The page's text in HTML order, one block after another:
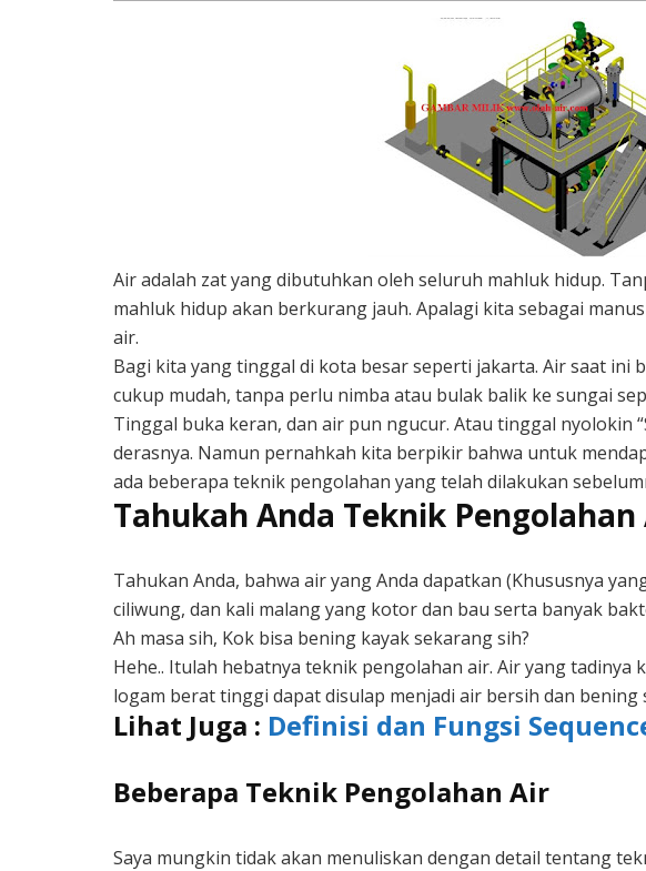
Air adalah zat yang dibutuhkan oleh seluruh mahluk hidup.
mahluk hidup akan berkurang jauh. Apalagi kita sebagai
air.
Bagi kita yang tinggal di kota besar seperti jakarta. Air saat ini
cukup mudah, tanpa perlu nimba atau bulak balik ke sungai
Tinggal buka keran, dan air pun ngucur. Atau tinggal nyolokin
derasnya. Namun pernahkah kita berpikir bahwa untuk
ada beberapa teknik pengolahan yang telah dilakukan
Tahukah Anda Teknik Pengolahan
Tahukan Anda, bahwa air yang Anda dapatkan (Khususnya
ciliwung, dan kali malang yang kotor dan bau serta banyak
Ah masa sih, Kok bisa bening kayak sekarang sih?
Hehe.. Itulah hebatnya teknik pengolahan air. Air yang
logam berat tinggi dapat disulap menjadi air bersih dan
Lihat Juga : Definisi dan Fungsi
Beberapa Teknik Pengolahan Air
Saya mungkin tidak akan menuliskan dengan detail tentang